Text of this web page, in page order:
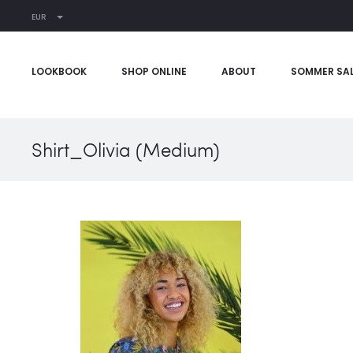
EUR
LOOKBOOK SHOP ONLINE ABOUT SOMMER
Shirt_Olivia (Medium)